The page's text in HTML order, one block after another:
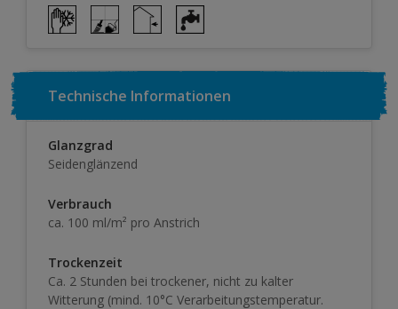
Technische Informationen
Glanzgrad
Seidenglänzend
Verbrauch
ca. 100 ml/m² pro Anstrich
Trockenzeit
Ca. 2 Stunden bei trockener, nicht zu kalter
Witterung (mind. 10°C Verarbeitungstemperatur.